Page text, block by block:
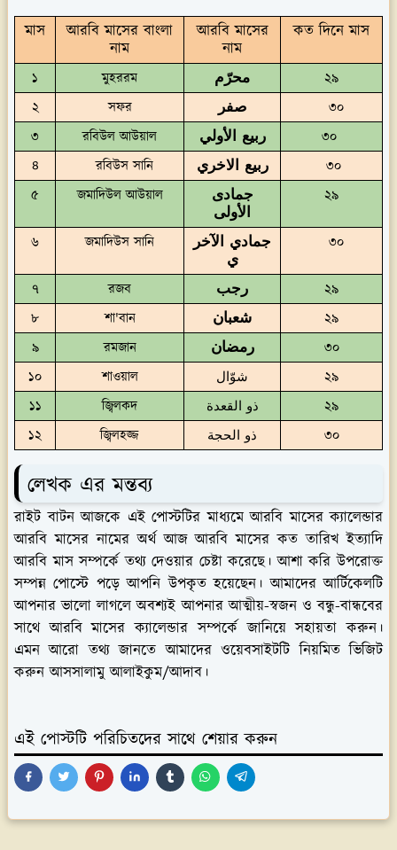
মাস
আরবি মাসের বাংলা
নাম
আরবি মাসের
নাম
কত দিনে মাস
১ মুহররম محرّم
২৯
২
সফর صفر
৩০
৩
রবিউল আউয়াল ربيع الأولي
৩০
৪
রবিউস সানি ربيع الاخري
৩০
৫
জমাদিউল আউয়াল
جمادى
الأولی
২৯
৬ জমাদিউস সানি
جمادي الآخر
ي
৩০
৭ রজব رجب
২৯
৮
শা'বান شعبان
২৯
৯
রমজান رمضان
৩০
১০
শাওয়াল شوّال
২৯
১১
জ্বিলকদ ذو القعدة
২৯
১২
জ্বিলহজ্জ ذو الحجة ৩০
লেখক এর মন্তব্য
রাইট বাটন আজকে এই পোস্টটির মাধ্যমে আরবি মাসের ক্যালেন্ডার
আরবি মাসের নামের অর্থ আজ আরবি মাসের কত তারিখ ইত্যাদি
আরবি মাস সম্পর্কে তথ্য দেওয়ার চেষ্টা করেছে। আশা করি উপরোক্ত
সম্পন্ন পোস্টে পড়ে আপনি উপকৃত হয়েছেন। আমাদের আর্টিকেলটি
আপনার ভালো লাগলে অবশ্যই আপনার আত্মীয়-স্বজন ও বন্ধু-বান্ধবের
সাথে আরবি মাসের ক্যালেন্ডার সম্পর্কে জানিয়ে সহায়তা করুন।
এমন আরো তথ্য জানতে আমাদের ওয়েবসাইটটি নিয়মিত ভিজিট
করুন আসসালামু আলাইকুম/আদাব।
এই পোস্টটি পরিচিতদের সাথে শেয়ার করুন